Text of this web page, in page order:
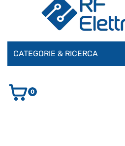
CATEGORIE & RICERCA
AUDIO E VIDEO
0